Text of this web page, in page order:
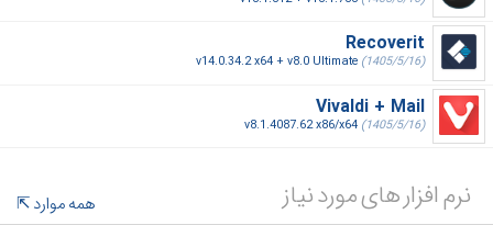
Recoverit
v14.0.34.2 x64 + v8.0 Ultimate (1405/5/16)
Vivaldi + Mail
v8.1.4087.62 x86/x64 (1405/5/16)
نرم افزار های مورد نیاز
همه موارد